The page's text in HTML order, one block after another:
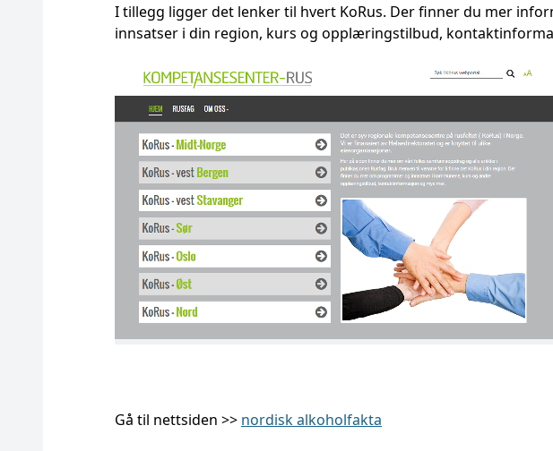
I tillegg ligger det lenker til hvert KoRus. Der finner du mer
innsatser i din region, kurs og opplæringstilbud,
Gå til nettsiden >> nordisk alkoholfakta